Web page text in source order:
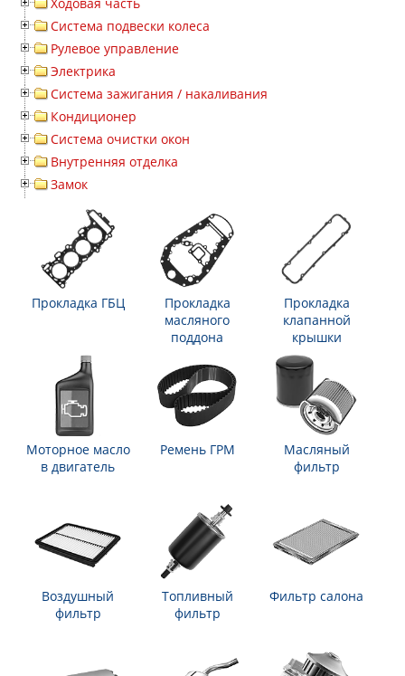
Система подвески колеса
Рулевое управление
Электрика
Система зажигания / накаливания
Кондиционер
Система очистки окон
Внутренняя отделка
Замок
Прокладка ГБЦ
Прокладка
масляного
поддона
Прокладка
клапанной
крышки
Моторное масло
в двигатель
Ремень ГРМ
Масляный
фильтр
Воздушный
фильтр
Топливный
фильтр
Фильтр салона